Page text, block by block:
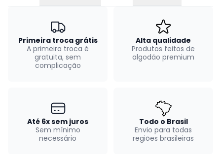
Primeira troca grátis
A primeira troca é
gratuita, sem
complicação
Alta qualidade
Produtos feitos de
algodão premium
Até 6x sem juros
Sem mínimo
necessário
Todo o Brasil
Envio para todas
regiões brasileiras